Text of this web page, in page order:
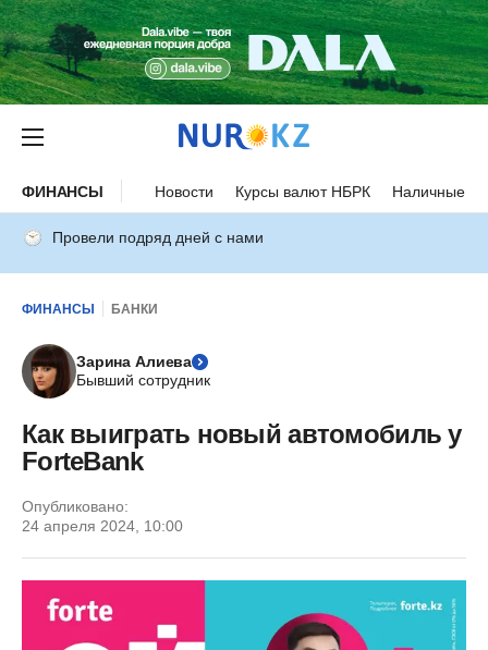
ФИНАНСЫ Новости Курсы валют НБРК Наличные
Провели подряд дней с нами
ФИНАНСЫ БАНКИ
Зарина Алиева
Бывший сотрудник
Как выиграть новый автомобиль у
ForteBank
Опубликовано:
24 апреля 2024, 10:00